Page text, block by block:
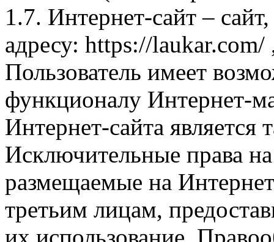
1.7. Интернет-сайт –
адресу: https://laukar.com/
Пользователь имеет
функционалу Интернет-
Интернет-сайта
Исключительные права
размещаемые на
третьим лицам,